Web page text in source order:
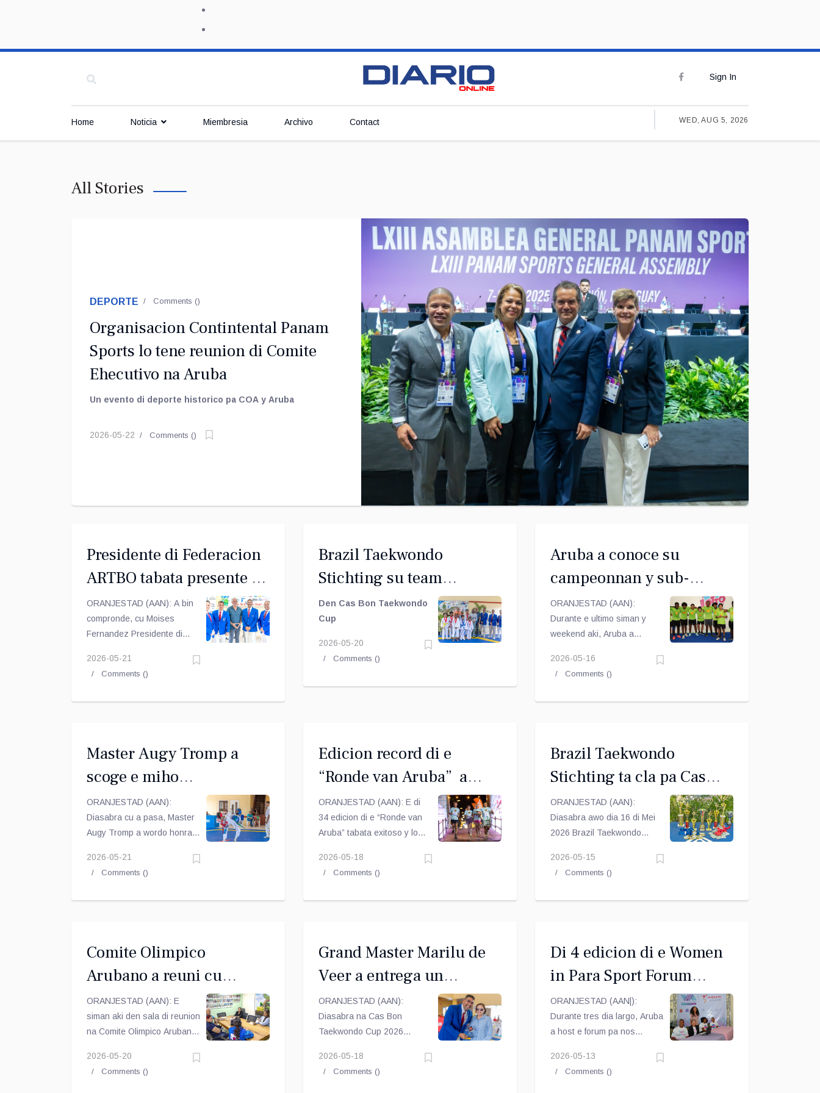
Sign In
Home Noticia Miembresia Archivo Contact WED, AUG 5, 2026
All Stories
DEPORTE Comments ()
Organisacion Contintental Panam
Sports lo tene reunion di Comite
Ehecutivo na Aruba
Un evento di deporte historico pa COA y Aruba
2026-05-22 Comments ()
Presidente di Federacion
ARTBO tabata presente na
Cas Bon Cup
ORANJESTAD (AAN): A bin
compronde, cu Moises
Fernandez Presidente di
Taekwondo Federation
"ARTBO" tabata tey
2026-05-21
Comments ()
Brazil Taekwondo
Stichting su team
di Train Hard Fight
Smart a sali Best Team
Den Cas Bon Taekwondo
Cup
2026-05-20
Comments ()
Aruba a conoce su
campeonnan y sub-
campeonnan di volleyball
ORANJESTAD (AAN):
Durante e ultimo siman y
weekend aki, Aruba a
sub-campeonan di Volleyball
pa e Campeonato Nacional
2026-05-16
Comments ()
Master Augy Tromp a
scoge e miho
bringadonan di Cas Bon
Taekwondo Cup.
ORANJESTAD (AAN):
Diasabra cu a pasa, Master
Augy Tromp a wordo honra y
miho bringadonan den tur
categoria cu a bringa Kyorugi
2026-05-21
Comments ()
Edicion record di e
“Ronde van Aruba” a
conclui exitosamente cu
813 participante
ORANJESTAD (AAN): E di
34 edicion di e “Ronde van
Aruba” tabata exitoso y lo
edicion mas grandi di tur
tempo.
2026-05-18
Comments ()
Brazil Taekwondo
Stichting ta cla pa Cas
Bon Cup 2026
ORANJESTAD (AAN):
Diasabra awo dia 16 di Mei
2026 Brazil Taekwondo
Bon Taekwondo Cup na
Honor di Master Augy Tromp
2026-05-15
Comments ()
Comite Olimpico
Arubano a reuni cu
Directiva nobo di Aruba
Softball Bond
ORANJESTAD (AAN): E
siman aki den sala di reunion
na Comite Olimpico Arubano
di directiva nobo di “Aruba
Softball Bond”.
2026-05-20
Comments ()
Grand Master Marilu de
Veer a entrega un
reconocimento na Master
Augy Tromp
ORANJESTAD (AAN):
Diasabra na Cas Bon
Taekwondo Cup 2026
Taekwondo Stichting
2026-05-18
Comments ()
Di 4 edicion di e Women
in Para Sport Forum
tabata hopi exitoso
ORANJESTAD (AAN|):
Durante tres dia largo, Aruba
a host e forum pa nos
bishitantenan paralimpico cu
a bini for di henter e
2026-05-13
Comments ()